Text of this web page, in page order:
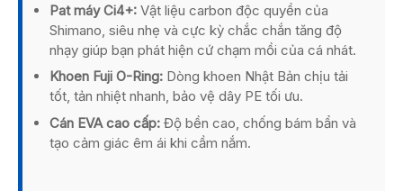
Pat máy Ci4+: Vật liệu carbon độc quyền của
Shimano, siêu nhẹ và cực kỳ chắc chắn tăng độ
nhạy giúp bạn phát hiện cứ chạm mồi của cá nhát.
Khoen Fuji O-Ring: Dòng khoen Nhật Bản chịu tải
tốt, tản nhiệt nhanh, bảo vệ dây PE tối ưu.
Cán EVA cao cấp: Độ bền cao, chống bám bẩn và
tạo cảm giác êm ái khi cầm nắm.